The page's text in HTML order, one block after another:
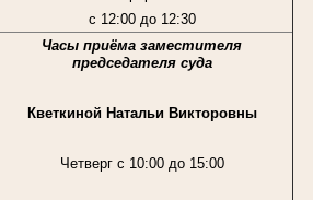
с 12:00 до 12:30
Часы приёма заместителя
председателя суда
Кветкиной Натальи Викторовны
Четверг с 10:00 до 15:00